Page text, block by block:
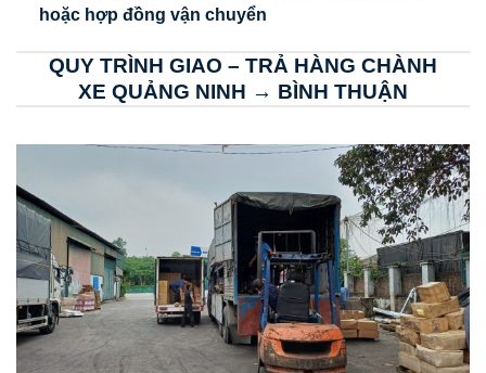
hoặc hợp đồng vận chuyển
QUY TRÌNH GIAO – TRẢ HÀNG CHÀNH
XE QUẢNG NINH → BÌNH THUẬN